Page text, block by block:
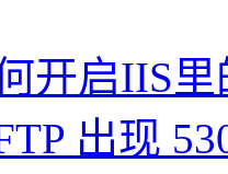
开启IIS里
出现